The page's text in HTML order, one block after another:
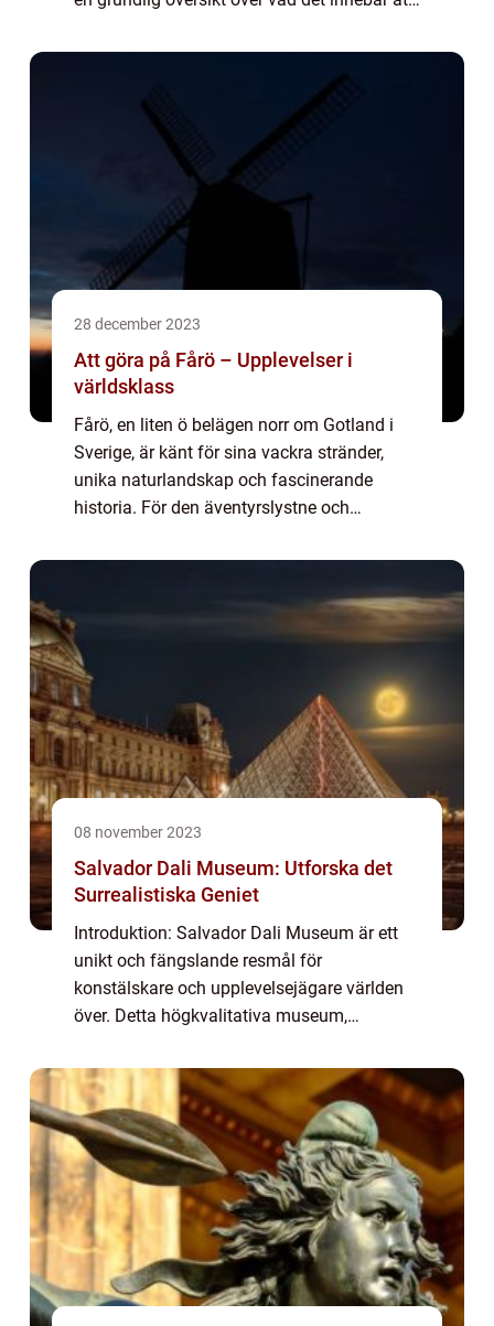
vandringar som finns tillgängliga, populär...
28 december 2023
Att göra på Fårö – Upplevelser i
världsklass
Fårö, en liten ö belägen norr om Gotland i
Sverige, är känt för sina vackra stränder,
unika naturlandskap och fascinerande
historia. För den äventyrslystne och
mängd olika aktiviteter att utforska och
08 november 2023
Salvador Dali Museum: Utforska det
Surrealistiska Geniet
Introduktion: Salvador Dali Museum är ett
unikt och fängslande resmål för
konstälskare och upplevelsejägare världen
över. Detta högkvalitativa museum,
Salvador Dali, är en plats där besökare kan
fördjupa sig i de...